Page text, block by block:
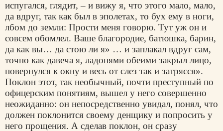
испугался, глядит, – и вижу я, что этого мало, мало,
да вдруг, так как был в эполетах, то бух ему в ноги,
лбом до земли: Прости меня говорю. Тут уж он и
совсем обомлел. Ваше благородие, батюшка, барин,
да как вы… да стою ли я» … и заплакал вдруг сам,
точно как давеча я, ладонями обеими закрыл лицо,
повернулся к окну и весь от слез так и затрясся».
Поклон этот, так необычный, почти преступный по
офицерским понятиям, вышел у него совершенно
неожиданно: он непосредственно увидал, понял, что
должен поклонится своему денщику и попросить у
него прощения. А сделав поклон, он сразу